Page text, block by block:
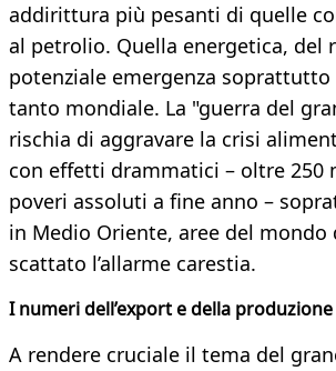
addirittura più pesanti di quelle
al petrolio. Quella energetica, del
potenziale emergenza soprattutto
tanto mondiale. La "guerra del
rischia di aggravare la crisi
con effetti drammatici – oltre 250
poveri assoluti a fine anno –
in Medio Oriente, aree del mondo
scattato l’allarme carestia.
I numeri dell’export e della
A rendere cruciale il tema del